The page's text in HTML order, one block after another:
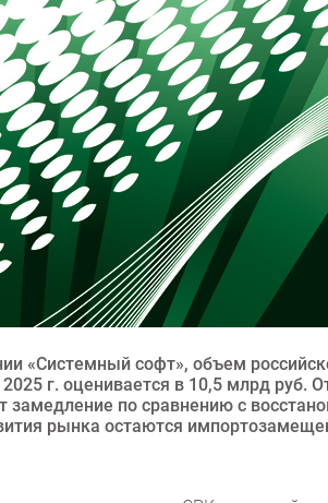
«Системный софт», объем
г. оценивается в 10,5 млрд руб.
замедление по сравнению с
рынка остаются